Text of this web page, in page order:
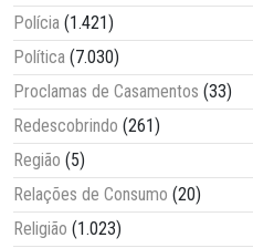
Polícia (1.421)
Política (7.030)
Proclamas de Casamentos (33)
Redescobrindo (261)
Região (5)
Relações de Consumo (20)
Religião (1.023)